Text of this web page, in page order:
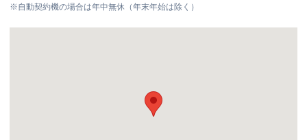
※自動契約機の場合は年中無休（年末年始は除く）